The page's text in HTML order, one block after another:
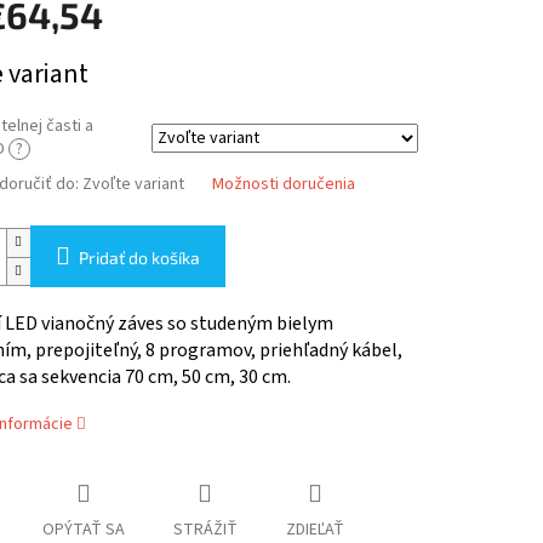
variant
časti a
?
do: Zvoľte variant Možnosti doručenia
Pridať do košíka
vianočný záves so studeným bielym
prepojiteľný, 8 programov, priehľadný kábel,
sa sekvencia 70 cm, 50 cm, 30 cm.
OPÝTAŤ SA STRÁŽIŤ ZDIEĽAŤ